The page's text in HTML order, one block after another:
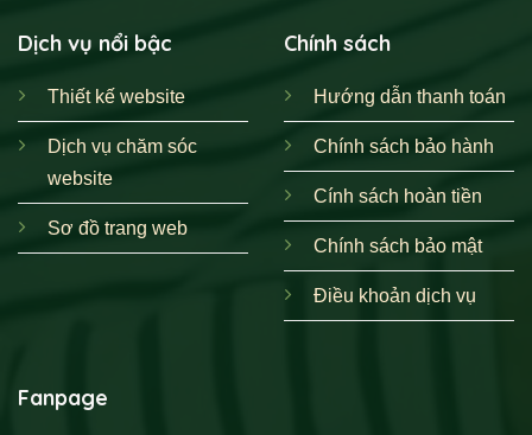
Dịch vụ nổi bậc
Thiết kế website
Dịch vụ chăm sóc
website
Sơ đồ trang web
Chính sách
Hướng dẫn thanh toán
Chính sách bảo hành
Cính sách hoàn tiền
Chính sách bảo mật
Điều khoản dịch vụ
Fanpage